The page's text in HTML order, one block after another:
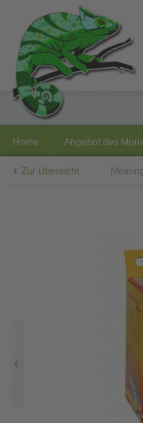
Home Angebot des
Zur Übersicht